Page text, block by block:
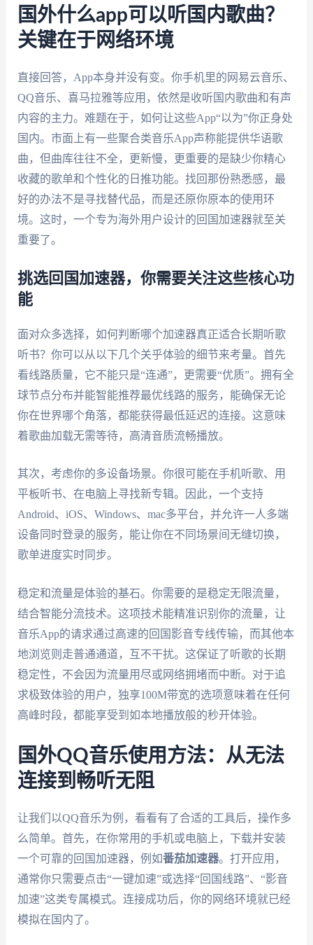
国外什么app可以听国内歌曲？
关键在于网络环境
直接回答，App本身并没有变。你手机里的网易云音乐、
QQ音乐、喜马拉雅等应用，依然是收听国内歌曲和有声
内容的主力。难题在于，如何让这些App“以为”你正身处
国内。市面上有一些聚合类音乐App声称能提供华语歌
曲，但曲库往往不全，更新慢，更重要的是缺少你精心
收藏的歌单和个性化的日推功能。找回那份熟悉感，最
好的办法不是寻找替代品，而是还原你原本的使用环
境。这时，一个专为海外用户设计的回国加速器就至关
重要了。
挑选回国加速器，你需要关注这些核心功
能
面对众多选择，如何判断哪个加速器真正适合长期听歌
听书？你可以从以下几个关乎体验的细节来考量。首先
看线路质量，它不能只是“连通”，更需要“优质”。拥有全
球节点分布并能智能推荐最优线路的服务，能确保无论
你在世界哪个角落，都能获得最低延迟的连接。这意味
着歌曲加载无需等待，高清音质流畅播放。
其次，考虑你的多设备场景。你很可能在手机听歌、用
平板听书、在电脑上寻找新专辑。因此，一个支持
Android、iOS、Windows、mac多平台，并允许一人多端
设备同时登录的服务，能让你在不同场景间无缝切换，
歌单进度实时同步。
稳定和流量是体验的基石。你需要的是稳定无限流量，
结合智能分流技术。这项技术能精准识别你的流量，让
音乐App的请求通过高速的回国影音专线传输，而其他本
地浏览则走普通通道，互不干扰。这保证了听歌的长期
稳定性，不会因为流量用尽或网络拥堵而中断。对于追
求极致体验的用户，独享100M带宽的选项意味着在任何
高峰时段，都能享受到如本地播放般的秒开体验。
国外QQ音乐使用方法：从无法
连接到畅听无阻
让我们以QQ音乐为例，看看有了合适的工具后，操作多
么简单。首先，在你常用的手机或电脑上，下载并安装
一个可靠的回国加速器，例如番茄加速器。打开应用，
通常你只需要点击“一键加速”或选择“回国线路”、“影音
加速”这类专属模式。连接成功后，你的网络环境就已经
模拟在国内了。